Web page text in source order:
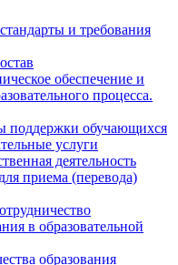
и требования
обеспечение и
процесса.
поддержки обучающихся
услуги
деятельность
приема (перевода)
в образовательной
образования